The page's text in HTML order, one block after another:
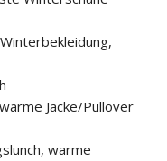
Jacke/Pullover
warme